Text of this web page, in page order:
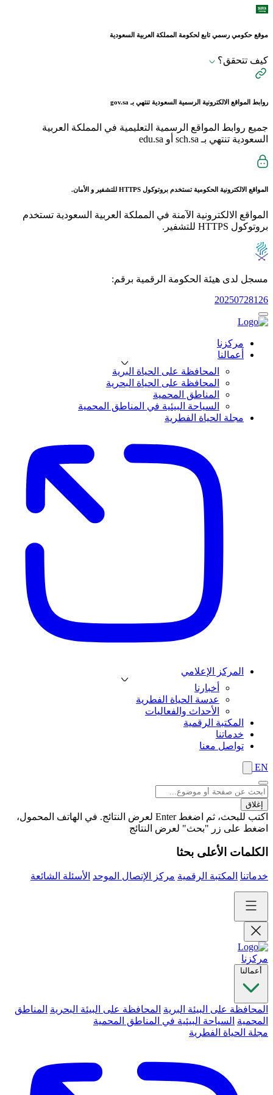
موقع حكومي رسمي تابع لحكومة المملكة العربية السعودية
كيف تتحقق؟
روابط المواقع الالكترونية الرسمية السعودية تنتهي بـ gov.sa
جميع روابط المواقع الرسمية التعليمية في المملكة العربية
السعودية تنتهي بـ sch.sa أو edu.sa
المواقع الالكترونية الحكومية تستخدم بروتوكول HTTPS للتشفير و الأمان.
المواقع الالكترونية الآمنة في المملكة العربية السعودية تستخدم
بروتوكول HTTPS للتشفير.
مسجل لدى هيئة الحكومة الرقمية برقم:
20250728126
مركزنا
أعمالنا
المحافظة على الحياة البرية
المحافظة على الحياة البحرية
المناطق المحمية
السياحة البيئية في المناطق المحمية
مجلة الحياة الفطرية
المركز الإعلامي
أخبارنا
عدسة الحياة الفطرية
الأحداث والفعاليات
المكتبة الرقمية
خدماتنا
تواصل معنا
EN
إغلاق
اكتب للبحث، ثم اضغط Enter لعرض النتائج. في الهاتف المحمول،
اضغط على زر "بحث" لعرض النتائج
الكلمات الأعلى بحثا
خدماتنا المكتبة الرقمية مركز الإتصال الموحد الأسئلة الشائعة
مركزنا
أعمالنا
المحافظة على البيئة البرية المحافظة على البيئة البحرية المناطق
المحمية السياحة البيئية في المناطق المحمية
مجلة الحياة الفطرية